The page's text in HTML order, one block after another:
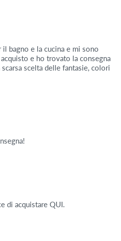
bagno e la cucina e mi sono
e ho trovato la consegna
scelta delle fantasie, colori
di acquistare QUI.